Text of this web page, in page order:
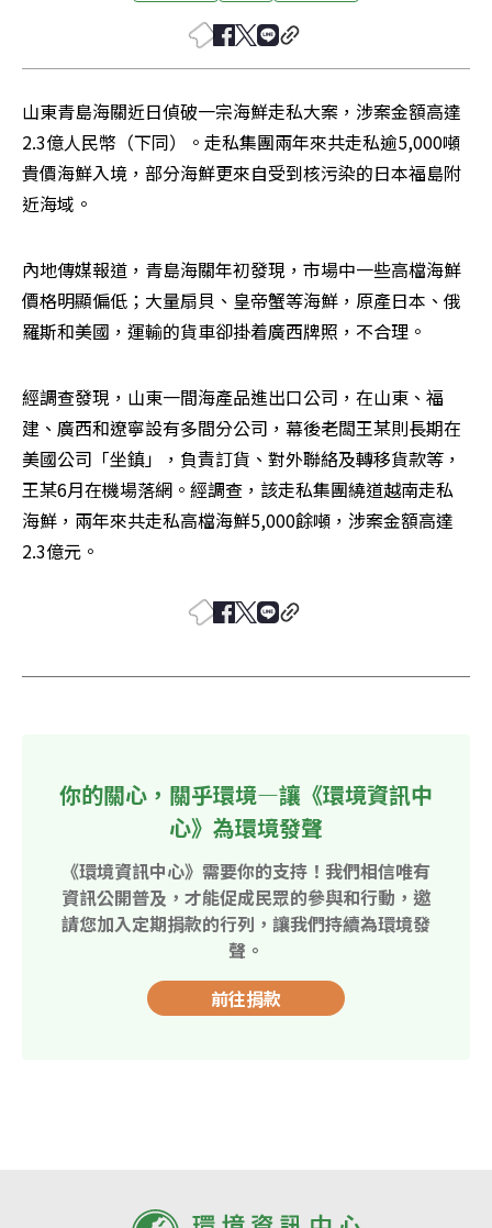
山東青島海關近日偵破一宗海鮮走私大案，涉案金額高達
2.3億人民幣（下同）。走私集團兩年來共走私逾5,000噸
貴價海鮮入境，部分海鮮更來自受到核污染的日本福島附
近海域。
內地傳媒報道，青島海關年初發現，市場中一些高檔海鮮
價格明顯偏低；大量扇貝、皇帝蟹等海鮮，原產日本、俄
羅斯和美國，運輸的貨車卻掛着廣西牌照，不合理。
經調查發現，山東一間海產品進出口公司，在山東、福
建、廣西和遼寧設有多間分公司，幕後老闆王某則長期在
美國公司「坐鎮」，負責訂貨、對外聯絡及轉移貨款等，
王某6月在機場落網。經調查，該走私集團繞道越南走私
海鮮，兩年來共走私高檔海鮮5,000餘噸，涉案金額高達
2.3億元。
你的關心，關乎環境—讓《環境資訊中
心》為環境發聲
《環境資訊中心》需要你的支持！我們相信唯有
資訊公開普及，才能促成民眾的參與和行動，邀
請您加入定期捐款的行列，讓我們持續為環境發
聲。
前往捐款